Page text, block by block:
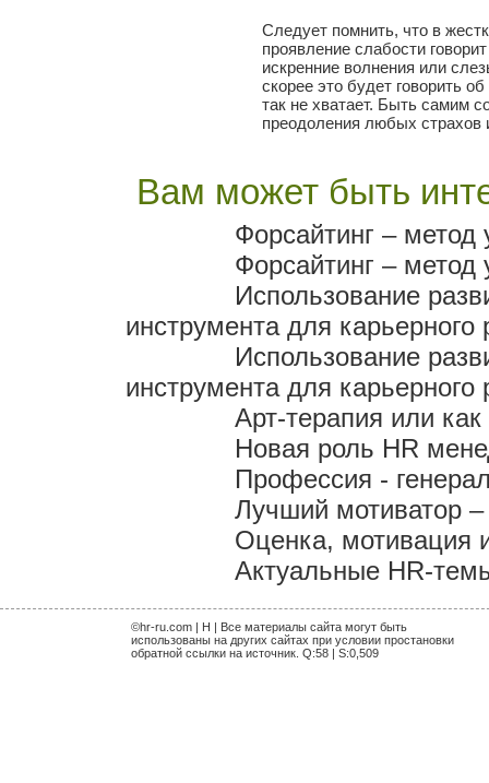
Следует помнить, что в
проявление слабости
искренние волнения или
скорее это будет говорить
так не хватает. Быть самим
преодоления любых страхов
Вам может быть
Форсайтинг –
Форсайтинг –
Использование
инструмента для карьерного
Использование
инструмента для карьерного
Арт-терапия или
Новая роль HR
Профессия -
Лучший мотиватор –
Оценка, мотивация
Актуальные HR-
©hr-ru.com | H | Все материалы сайта могут быть
использованы на других сайтах при условии простановки
обратной ссылки на источник. Q:58 | S:0,509